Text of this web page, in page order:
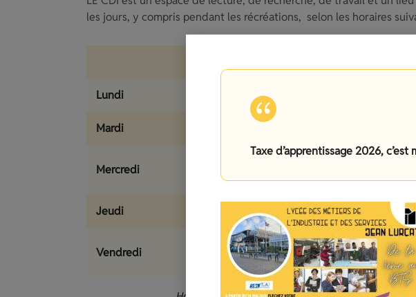
les jours, y compris pendant les récréations, selon les horaires
Lundi 8h05-12h
Mardi
Mercredi
8h05-12h (matin
uniquement)
Jeudi 8h05-12h
Vendredi
8h05-12h (matin
uniquement)
Taxe d’apprentissage 2026, c’est